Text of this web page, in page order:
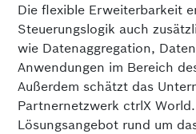
Die flexible Erweiterbarkeit
Steuerungslogik auch
wie Datenaggregation,
Anwendungen im Bereich
Außerdem schätzt das
Partnernetzwerk ctrlX
Lösungsangebot rund um